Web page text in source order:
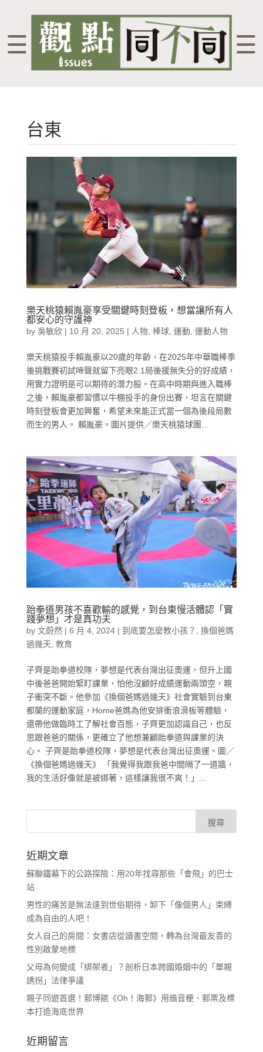
☰ ☰
台東
樂天桃猿賴胤豪享受關鍵時刻登板，想當讓所有人
都安心的守護神
by 吳敏欣| 10 月 20, 2025 | 人物, 棒球, 運動 運動人物
樂天桃猿投手賴胤豪以20歲的年齡，在2025年中華職棒季
後挑戰賽初試啼聲就留下亮眼2.1局後援無失分的好成績，
用實力證明是可以期待的潛力股。在高中時期與進入職棒
之後，賴胤豪都習慣以牛棚投手的身份出賽，坦言在關鍵
時刻登板會更加興奮，希望未來能正式當一個為後段局數
而生的男人。 賴胤豪。圖片提供／樂天桃猿球團...
跆拳道男孩不喜歡輸的感覺，到台東慢活體認「實
踐夢想」才是真功夫
by 文蔚然| 6 月 4, 2024| 到底要怎麼教小孩？
換個爸媽
過幾天 教育
子齊是跆拳道校隊，夢想是代表台灣出征奧運，但升上國
中後爸爸開始緊盯課業，怕他沒顧好成績運動兩頭空，親
子衝突不斷。他參加《換個爸媽過幾天》社會實驗到台東
都蘭的運動家庭，Home爸媽為他安排衝浪滑板等體驗，
還帶他做臨時工了解社會百態，子齊更加認識自己，也反
思跟爸爸的關係，更確立了他想兼顧跆拳道與課業的決
心。 子齊是跆拳道校隊，夢想是代表台灣出征奧運。圖／
《換個爸媽過幾天》 「我覺得我跟我爸中間隔了一道牆，
我的生活好像就是被綁著，這樣讓我很不爽！」...
近期文章
蘇聯鐵幕下的公路探險：用20年找尋那些「會飛」的巴士
站
男性的痛苦是無法達到世俗期待，卸下「像個男人」束縛
成為自由的人吧！
女人自己的房間：女書店從讀書空間，轉為台灣最友善的
性別啟蒙地標
父母為何變成「綁架者」？剖析日本跨國婚姻中的「單親
誘拐」法律爭議
親子同遊首選！郵博館《Oh！海郵》用諧音梗、郵票及標
本打造海底世界
近期留言